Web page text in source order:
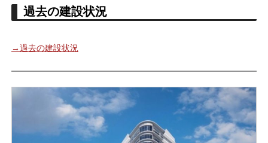
過去の建設状況
→過去の建設状況